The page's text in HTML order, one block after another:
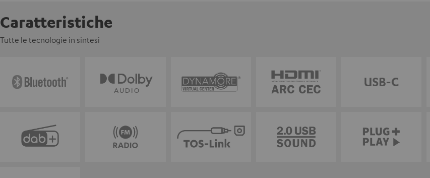
Caratteristiche
Tutte le tecnologie in sintesi